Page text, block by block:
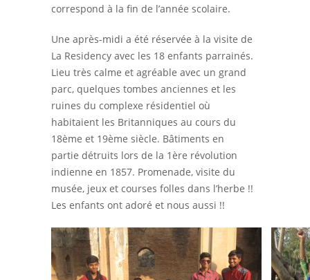
correspond à la fin de l’année scolaire.
Une après-midi a été réservée à la visite de
La Residency avec les 18 enfants parrainés.
Lieu très calme et agréable avec un grand
parc, quelques tombes anciennes et les
ruines du complexe résidentiel où
habitaient les Britanniques au cours du
18ème et 19ème siècle. Bâtiments en
partie détruits lors de la 1ère révolution
indienne en 1857. Promenade, visite du
musée, jeux et courses folles dans l’herbe !!
Les enfants ont adoré et nous aussi !!